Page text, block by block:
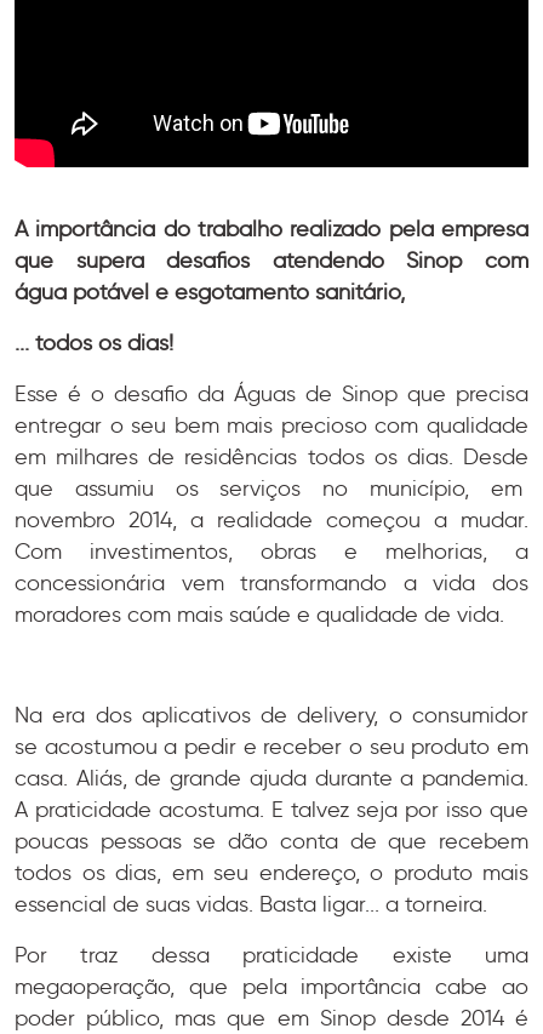
A importância do trabalho realizado pela empresa
que supera desafios atendendo Sinop com
água potável e esgotamento sanitário,
... todos os dias!
Esse é o desafio da Águas de Sinop que precisa
entregar o seu bem mais precioso com qualidade
em milhares de residências todos os dias. Desde
que assumiu os serviços no município, em
novembro 2014, a realidade começou a mudar.
Com investimentos, obras e melhorias, a
concessionária vem transformando a vida dos
moradores com mais saúde e qualidade de vida.
Na era dos aplicativos de delivery, o consumidor
se acostumou a pedir e receber o seu produto em
casa. Aliás, de grande ajuda durante a pandemia.
A praticidade acostuma. E talvez seja por isso que
poucas pessoas se dão conta de que recebem
todos os dias, em seu endereço, o produto mais
essencial de suas vidas. Basta ligar... a torneira.
Por traz dessa praticidade existe uma
megaoperação, que pela importância cabe ao
poder público, mas que em Sinop desde 2014 é